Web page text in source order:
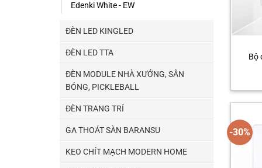
Edenki White - EW
ĐÈN LED KINGLED
ĐÈN LED TTA
ĐÈN MODULE NHÀ XƯỞNG, SÂN
BÓNG, PICKLEBALL
ĐÈN TRANG TRÍ
GA THOÁT SÀN BARANSU
KEO CHÍT MẠCH MODERN HOME
Bộ
-30%